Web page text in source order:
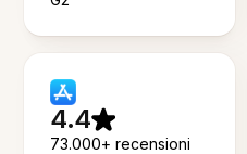
4.4
73.000+ recensioni